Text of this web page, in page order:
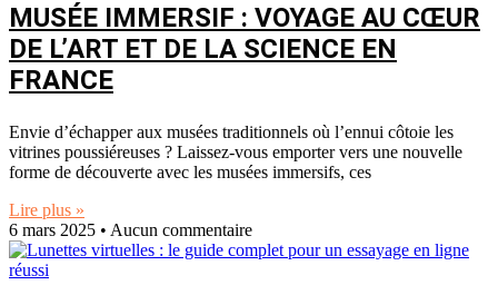
MUSÉE IMMERSIF : VOYAGE AU CŒUR
DE L’ART ET DE LA SCIENCE EN
FRANCE
Envie d’échapper aux musées traditionnels où l’ennui côtoie les
vitrines poussiéreuses ? Laissez-vous emporter vers une nouvelle
forme de découverte avec les musées immersifs, ces
Lire plus »
6 mars 2025
Aucun commentaire